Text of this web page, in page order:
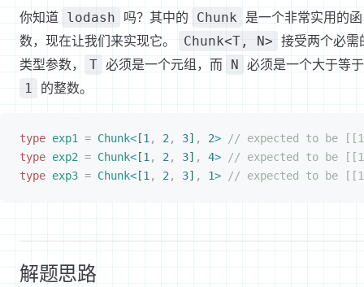
你知道 lodash 吗？其中的 Chunk
是一个非常实用的函
数，现在让我们来实现它。
Chunk<T, N> 接受两个必需
类型参数，
T 必须是一个元组，而 N 必须是一个大于等于
1 的整数。
type exp1 = Chunk< [1 , 2 , 3] , 2> // expected to be
type exp2 = Chunk< [1 , 2 , 3] , 4> // expected to be
type exp3 = Chunk< [1 , 2 , 3] , 1> // expected to be
解题思路